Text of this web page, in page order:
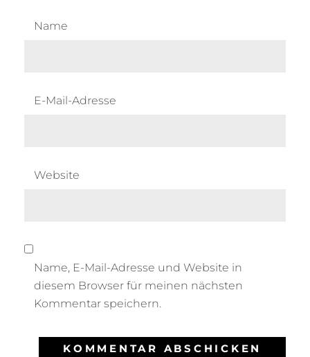
Name
E-Mail-Adresse
Website
Name, E-Mail-Adresse und Website in
diesem Browser für meinen nächsten
Kommentar speichern.